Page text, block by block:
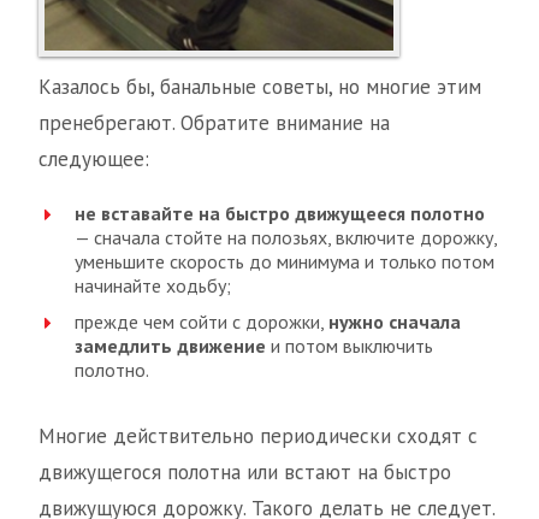
Казалось бы, банальные советы, но многие этим
пренебрегают. Обратите внимание на
следующее:
не вставайте на быстро движущееся полотно
— сначала стойте на полозьях, включите дорожку,
уменьшите скорость до минимума и только потом
начинайте ходьбу;
прежде чем сойти с дорожки, нужно сначала
замедлить движение и потом выключить
полотно.
Многие действительно периодически сходят с
движущегося полотна или встают на быстро
движущуюся дорожку. Такого делать не следует.